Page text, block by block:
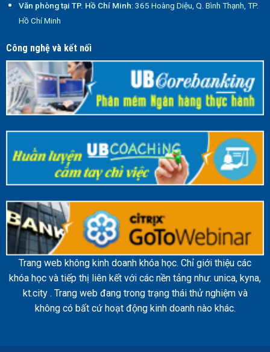
Văn phòng tại TP. Hồ Chí Minh: 365 Hoàng Diệu, Q. Bình Thạnh, TP.
Hồ Chí Minh
Công nghệ và kết nối
Trang web không kinh doanh khóa học. Chỉ giới thiệu các
khóa học và tiếp thị liên kết với các nền tảng như: unica, kyna,
kt.city . Trang web đang trong trạng thái thử nghiệm và
không có bất cứ hoạt động kinh doanh nào khác.